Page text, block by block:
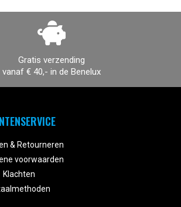
Gratis verzending
vanaf € 40,- in de Benelux
& Retourneren
voorwaarden
Klachten